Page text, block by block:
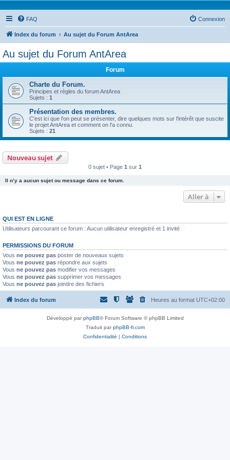
FAQ Connexion
Index du forum Au sujet du Forum AntArea
Au sujet du Forum AntArea
Forum
Charte du Forum.
Principes et règles du forum AntArea
Sujets : 1
Présentation des membres.
C'est ici que l'on peut se présenter, dire quelques mots sur l'intérêt que suscite
le projet AntArea et comment on l'a connu.
Sujets : 21
Nouveau sujet
0 sujet • Page 1 sur 1
Il n’y a aucun sujet ou message dans ce forum.
Aller à
QUI EST EN LIGNE
Utilisateurs parcourant ce forum : Aucun utilisateur enregistré et 1 invité
PERMISSIONS DU FORUM
Vous ne pouvez pas poster de nouveaux sujets
Vous ne pouvez pas répondre aux sujets
Vous ne pouvez pas modifier vos messages
Vous ne pouvez pas supprimer vos messages
Vous ne pouvez pas joindre des fichiers
Index du forum Heures au format UTC+02:00
Développé parphpBB® Forum Software © phpBB Limited
Traduit parphpBB-fr.com
Confidentialité | Conditions